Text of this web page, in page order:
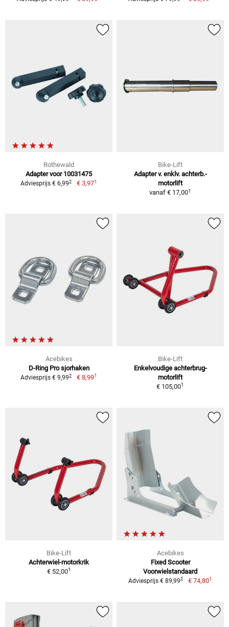
Rothewald
Adapter voor 10031475
Adviesprijs € 6,992 € 3,971
Bike-Lift
Adapter v. enklv. achterb.-
motorlift
vanaf € 17,001
Acebikes
D-Ring Pro sjorhaken
Adviesprijs € 9,992 € 8,991
Bike-Lift
Enkelvoudige achterbrug-
motorlift
€ 105,001
Bike-Lift
Achterwiel-motorkrik
€ 52,001
Acebikes
Fixed Scooter
Voorwielstandaard
Adviesprijs € 89,992 € 74,801